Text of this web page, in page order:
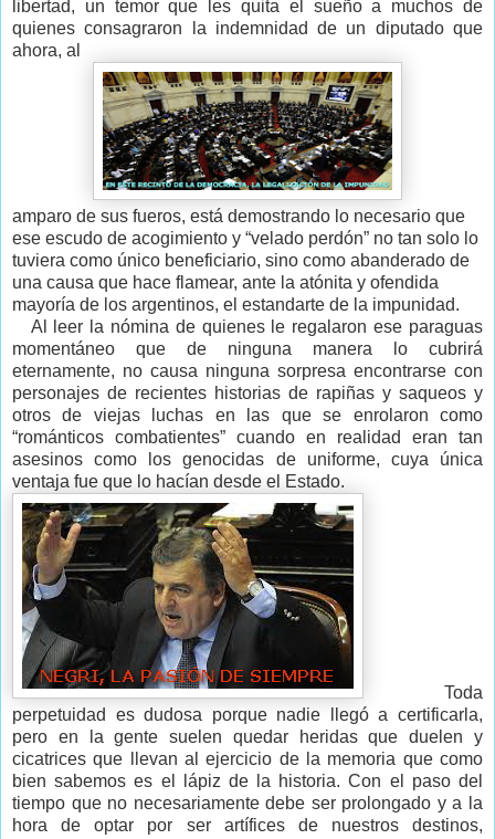
libertad, un temor que les quita el sueño a muchos de
quienes consagraron la indemnidad de un diputado que
ahora, al
amparo de sus fueros, está demostrando lo necesario que
ese escudo de acogimiento y “velado perdón” no tan solo lo
tuviera como único beneficiario, sino como abanderado de
una causa que hace flamear, ante la atónita y ofendida
mayoría de los argentinos, el estandarte de la impunidad.
Al leer la nómina de quienes le regalaron ese paraguas
momentáneo que de ninguna manera lo cubrirá
eternamente, no causa ninguna sorpresa encontrarse con
personajes de recientes historias de rapiñas y saqueos y
otros de viejas luchas en las que se enrolaron como
“románticos combatientes” cuando en realidad eran tan
asesinos como los genocidas de uniforme, cuya única
ventaja fue que lo hacían desde el Estado.
Toda
perpetuidad es dudosa porque nadie llegó a certificarla,
pero en la gente suelen quedar heridas que duelen y
cicatrices que llevan al ejercicio de la memoria que como
bien sabemos es el lápiz de la historia. Con el paso del
tiempo que no necesariamente debe ser prolongado y a la
hora de optar por ser artífices de nuestros destinos,